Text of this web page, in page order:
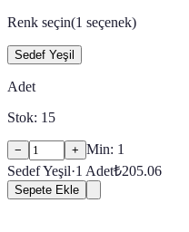
Renk seçin(1 seçenek)
Sedef Yeşil
Adet
Stok: 15
− + Min: 1
Sedef Yeşil·1 Adet₺205.06
Sepete Ekle